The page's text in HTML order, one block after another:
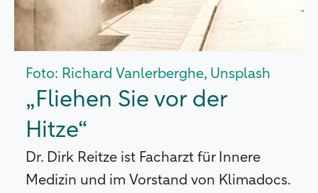
Foto: Richard Vanlerberghe, Unsplash
„Fliehen Sie vor der
Hitze“
Dr. Dirk Reitze ist Facharzt für Innere
Medizin und im Vorstand von Klimadocs.